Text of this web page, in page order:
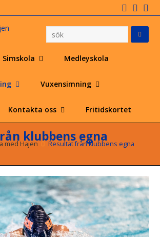
Simskola Medleyskola
Vuxensimning
Kontakta oss Fritidskortet
klubbens egna
med Hajen
Resultat från klubbens egna